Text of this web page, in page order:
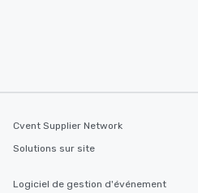
Cvent Supplier Network
Solutions sur site
Logiciel de gestion d'événement